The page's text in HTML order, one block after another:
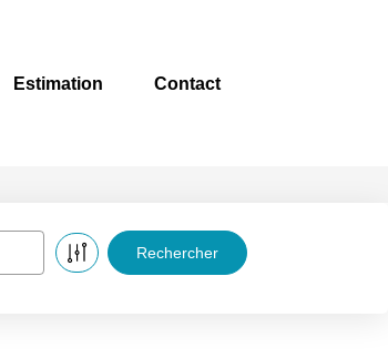
Estimation Contact